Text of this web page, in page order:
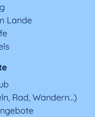
Lande
Rad, Wandern...)